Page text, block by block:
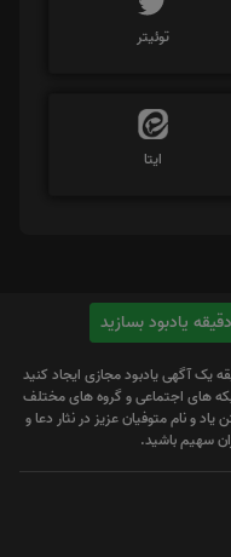
توئیتر
ایتا
یک آگهی یادبود مجازی ایجاد کنید
های اجتماعی و گروه های مختلف
یاد و نام متوفیان عزیز در نثار دعا و
سهیم باشید.